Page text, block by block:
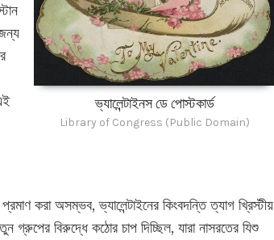
ভ্যালেন্টাইনস ডে পোস্টকার্ড
Library of Congress (Public Domain)
করা অসম্ভব, ভ্যালেন্টাইনের কিংবদন্তি ত্যাগ খ্রিস্টীয়
গ্রুপের বিরুদ্ধে কঠোর চাপ দিচ্ছিল, যারা নাসরতের যিশু